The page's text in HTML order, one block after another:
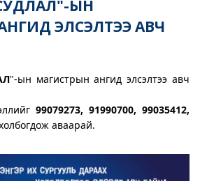
ЫН
ЭЛСЭЛТЭЭ АВЧ
"-ын магистрын ангид элсэлтээ авч
99079273, 91990700, 99035412,
аваарай.